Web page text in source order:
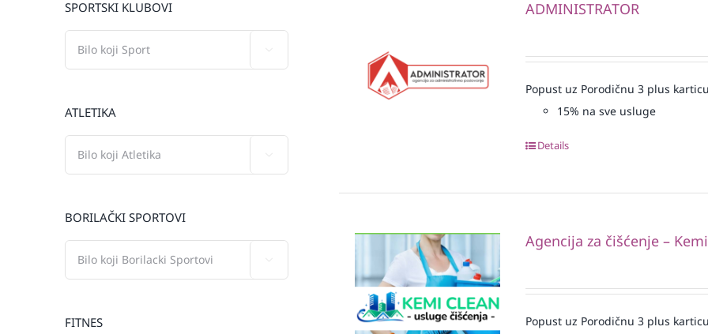
ADMINISTRATOR
Popust uz Porodičnu 3 plus
15% na sve usluge
Details
Agencija za čišćenje –
Popust uz Porodičnu 3 plus
SPORTSKI KLUBOVI
ATLETIKA
BORILAČKI SPORTOVI
FITNES